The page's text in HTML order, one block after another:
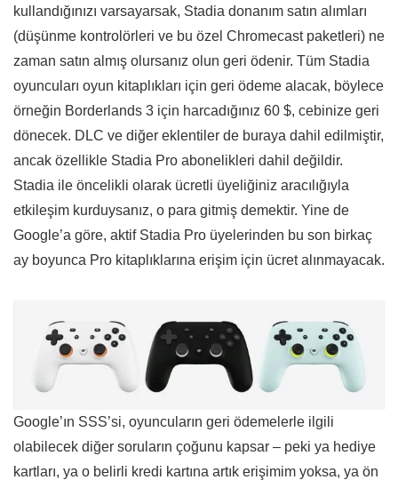
kullandığınızı varsayarsak, Stadia donanım satın alımları
(düşünme kontrolörleri ve bu özel Chromecast paketleri) ne
zaman satın almış olursanız olun geri ödenir. Tüm Stadia
oyuncuları oyun kitaplıkları için geri ödeme alacak, böylece
örneğin Borderlands 3 için harcadığınız 60 $, cebinize geri
dönecek. DLC ve diğer eklentiler de buraya dahil edilmiştir,
ancak özellikle Stadia Pro abonelikleri dahil değildir.
Stadia ile öncelikli olarak ücretli üyeliğiniz aracılığıyla
etkileşim kurduysanız, o para gitmiş demektir. Yine de
Google’a göre, aktif Stadia Pro üyelerinden bu son birkaç
ay boyunca Pro kitaplıklarına erişim için ücret alınmayacak.
Google’ın SSS’si, oyuncuların geri ödemelerle ilgili
olabilecek diğer soruların çoğunu kapsar – peki ya hediye
kartları, ya o belirli kredi kartına artık erişimim yoksa, ya ön